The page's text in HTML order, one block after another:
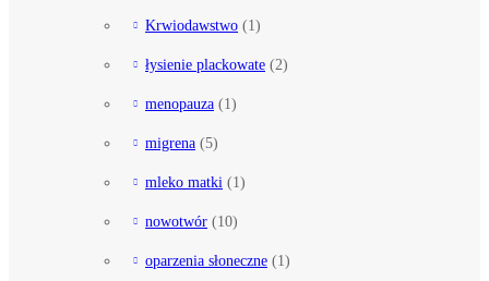
Krwiodawstwo (1)
łysienie plackowate (2)
menopauza (1)
migrena (5)
mleko matki (1)
nowotwór (10)
oparzenia słoneczne (1)